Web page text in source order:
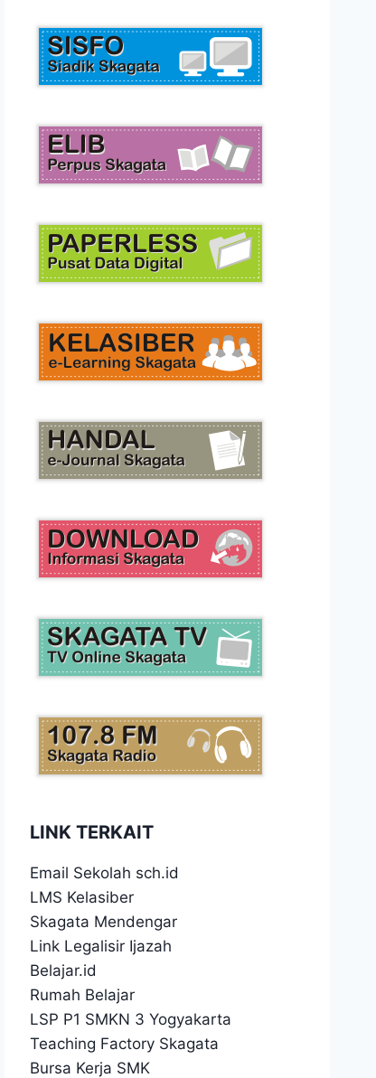
LINK TERKAIT
Email Sekolah sch.id
LMS Kelasiber
Skagata Mendengar
Link Legalisir Ijazah
Belajar.id
Rumah Belajar
LSP P1 SMKN 3 Yogyakarta
Teaching Factory Skagata
Bursa Kerja SMK